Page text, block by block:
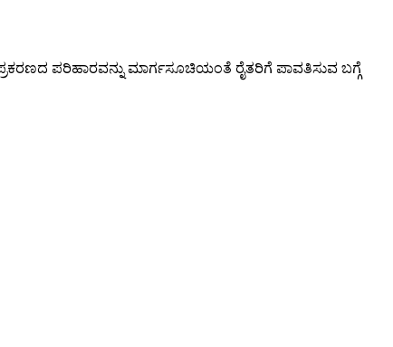
ಪರಿಹಾರವನ್ನು ಮಾರ್ಗಸೂಚಿಯಂತೆ ರೈತರಿಗೆ ಪಾವತಿಸುವ ಬಗ್ಗೆ